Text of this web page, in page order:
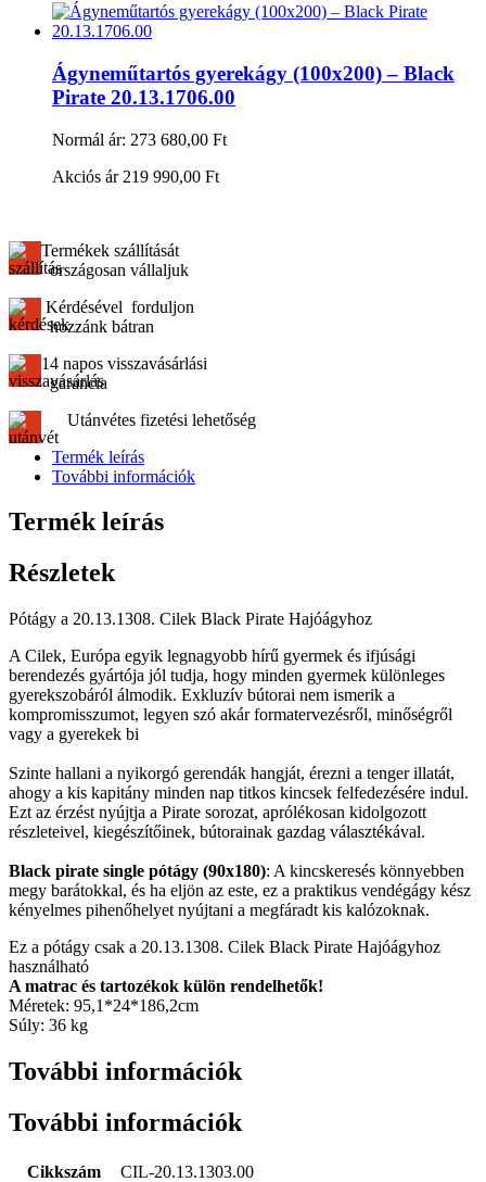
Ágyneműtartós gyerekágy (100x200) – Black
Pirate 20.13.1706.00
Normál ár: 273 680,00 Ft
Akciós ár 219 990,00 Ft
Termékek szállítását
országosan vállaljuk
Kérdésével forduljon
hozzánk bátran
14 napos visszavásárlási
garancia
Utánvétes fizetési lehetőség
Termék leírás
További információk
Termék leírás
Részletek
Pótágy a 20.13.1308. Cilek Black Pirate Hajóágyhoz
A Cilek, Európa egyik legnagyobb hírű gyermek és ifjúsági
berendezés gyártója jól tudja, hogy minden gyermek különleges
gyerekszobáról álmodik. Exkluzív bútorai nem ismerik a
kompromisszumot, legyen szó akár formatervezésről, minőségről
vagy a gyerekek bi
Szinte hallani a nyikorgó gerendák hangját, érezni a tenger illatát,
ahogy a kis kapitány minden nap titkos kincsek felfedezésére indul.
Ezt az érzést nyújtja a Pirate sorozat, aprólékosan kidolgozott
részleteivel, kiegészítőinek, bútorainak gazdag választékával.
Black pirate single pótágy (90x180): A kincskeresés könnyebben
megy barátokkal, és ha eljön az este, ez a praktikus vendégágy kész
kényelmes pihenőhelyet nyújtani a megfáradt kis kalózoknak.
Ez a pótágy csak a 20.13.1308. Cilek Black Pirate Hajóágyhoz
használható
A matrac és tartozékok külön rendelhetők!
Méretek: 95,1*24*186,2cm
Súly: 36 kg
További információk
További információk
Cikkszám
CIL-20.13.1303.00